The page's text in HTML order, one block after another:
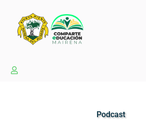
Podcast